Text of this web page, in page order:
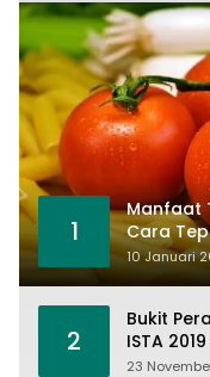
1
Manfaat
Cara
10 Januari
2
Bukit
ISTA 2019
23